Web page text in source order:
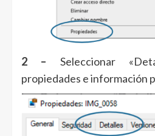
2 – Seleccionar
propiedades e información